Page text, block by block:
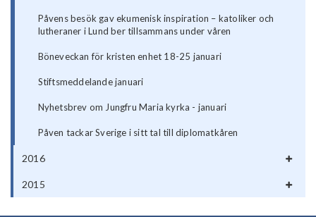
Påvens besök gav ekumenisk inspiration – katoliker och
lutheraner i Lund ber tillsammans under våren
Böneveckan för kristen enhet 18-25 januari
Stiftsmeddelande januari
Nyhetsbrev om Jungfru Maria kyrka - januari
Påven tackar Sverige i sitt tal till diplomatkåren
2016
2015